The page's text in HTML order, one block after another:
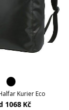
Kurier Eco
1068 Kč